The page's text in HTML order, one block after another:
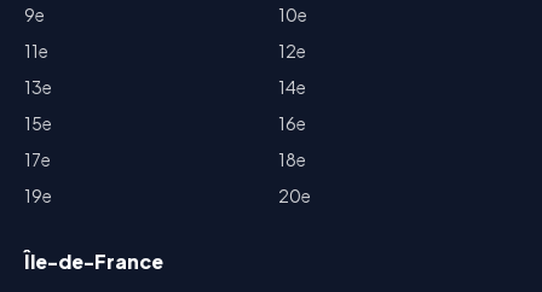
9e
10e
11e
12e
13e
14e
15e
16e
17e
18e
19e
20e
Île-de-France